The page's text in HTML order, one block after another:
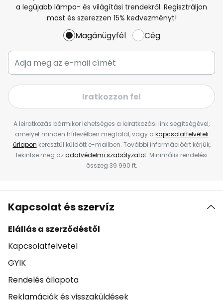
a legújabb lámpa- és világítási trendekről. Regisztráljon
most és szerezzen 15% kedvezményt!
Magánügyfél Cég
Iratkozzon fel
A leiratkozás bármikor lehetséges a leiratkozási link segítségével,
amelyet minden hírlevélben megtalál, vagy a kapcsolatfelvételi
űrlapon keresztül küldött e-mailben. További információért kérjük,
tekintse meg azadatvédelmi szabályzatot. Minimális rendelési
összeg 39 990 ft.
Kapcsolat és szervíz
Elállás a szerződéstől
Kapcsolatfelvetel
GYIK
Rendelés állapota
Reklamációk és visszaküldések